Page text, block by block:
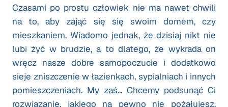
Czasami po prostu człowiek nie ma nawet chwili
na to, aby zająć się się swoim domem, czy
mieszkaniem. Wiadomo jednak, że dzisiaj nikt nie
lubi żyć w brudzie, a to dlatego, że wykrada on
wręcz nasze dobre samopoczucie i dodatkowo
sieje zniszczenie w łazienkach, sypialniach i innych
pomieszczeniach. My zaś… Chcemy podsunąć Ci
rozwiązanie, jakiego na pewno nie pożałujesz.